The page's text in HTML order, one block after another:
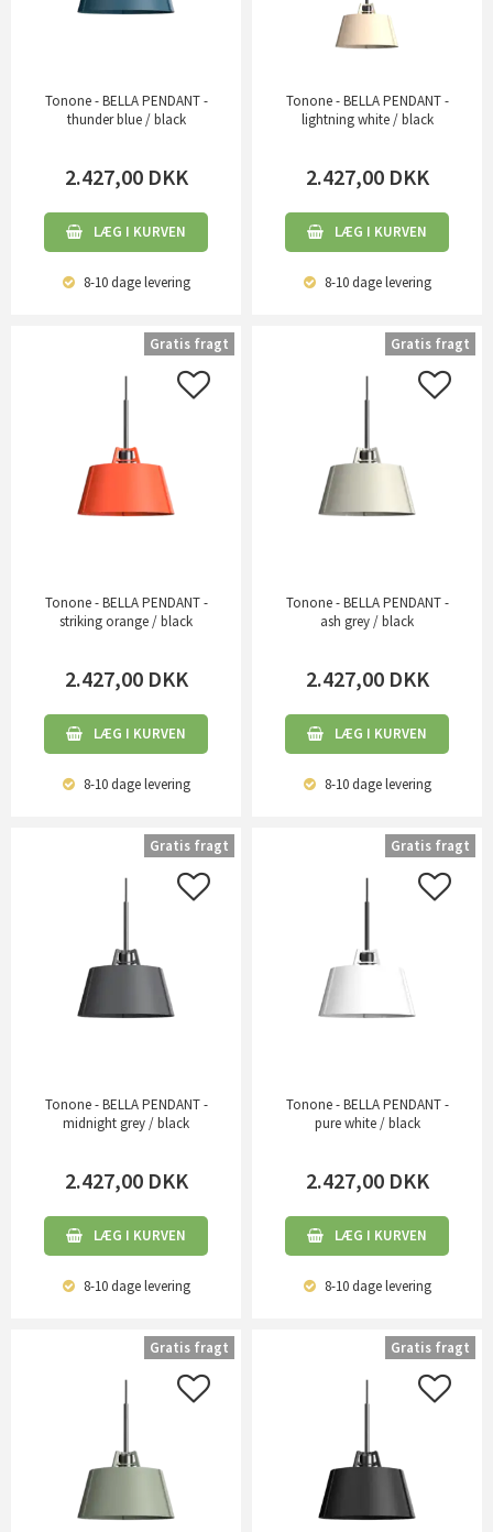
Tonone - BELLA PENDANT -
thunder blue / black
2.427,00 DKK
LÆG I KURVEN
8-10 dagelevering
Tonone - BELLA PENDANT -
lightning white / black
2.427,00 DKK
LÆG I KURVEN
8-10 dagelevering
Tonone - BELLA PENDANT -
striking orange / black
2.427,00 DKK
LÆG I KURVEN
8-10 dagelevering
Gratis fragt
Tonone - BELLA PENDANT -
ash grey / black
2.427,00 DKK
LÆG I KURVEN
8-10 dagelevering
Gratis fragt
Tonone - BELLA PENDANT -
midnight grey / black
2.427,00 DKK
LÆG I KURVEN
8-10 dagelevering
Gratis fragt
Tonone - BELLA PENDANT -
pure white / black
2.427,00 DKK
LÆG I KURVEN
8-10 dagelevering
Gratis fragt
Gratis fragt Gratis fragt